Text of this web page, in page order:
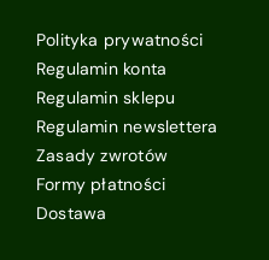
Polityka prywatności
Regulamin konta
Regulamin sklepu
Regulamin newslettera
Zasady zwrotów
Formy płatności
Dostawa